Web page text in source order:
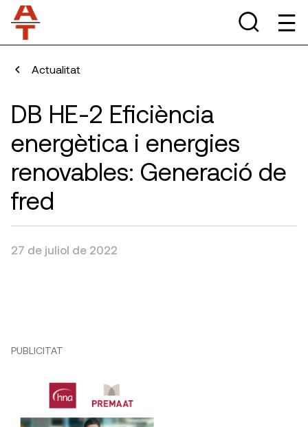
Actualitat
DB HE-2 Eficiència
energètica i energies
renovables: Generació de
fred
27 de juliol de 2022
PUBLICITAT